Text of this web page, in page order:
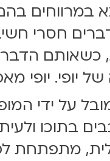
במרווחים
דברים חסרי
כשאותם
יופי. יופי
על ידי
בתוכו
מתפתחת